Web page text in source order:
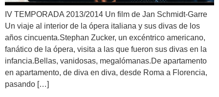
IV TEMPORADA 2013/2014 Un film de Jan Schmidt-Garre
Un viaje al interior de la ópera italiana y sus divas de los
años cincuenta.Stephan Zucker, un excéntrico americano,
fanático de la ópera, visita a las que fueron sus divas en la
infancia.Bellas, vanidosas, megalómanas.De apartamento
en apartamento, de diva en diva, desde Roma a Florencia,
pasando […]